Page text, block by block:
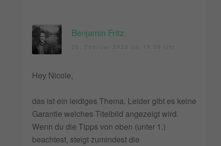
Benjamin Fritz
Hey Nicole,
das ist ein leidiges Thema. Leider gibt es keine
Garantie welches Titelbild angezeigt wird.
Wenn du die Tipps von oben (unter 1.)
beachtest, steigt zumindest die